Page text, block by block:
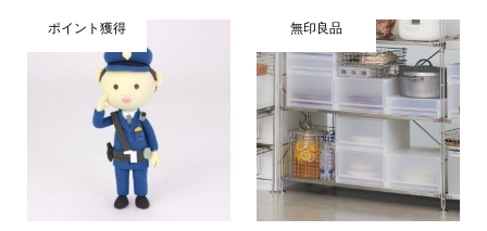
ポイント獲得 無印良品